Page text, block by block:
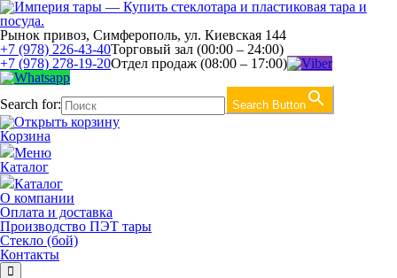
Рынок привоз, Симферополь, ул. Киевская 144
+7 (978) 226-43-40Торговый зал (00:00 – 24:00)
+7 (978) 278-19-20Отдел продаж (08:00 – 17:00)
Search for: Search Button
Корзина
Меню
Каталог
Каталог
О компании
Оплата и доставка
Производство ПЭТ тары
Стекло (бой)
Контакты